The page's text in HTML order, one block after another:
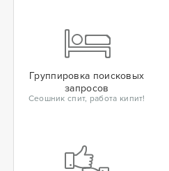
Группировка поисковых
запросов
Сеошник спит, работа кипит!